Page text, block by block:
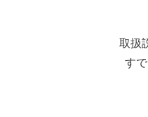
取扱
す